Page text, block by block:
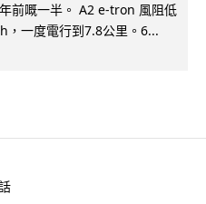
前嘅一半。 A2 e-tron 風阻低
，一度電行到7.8公里。6...